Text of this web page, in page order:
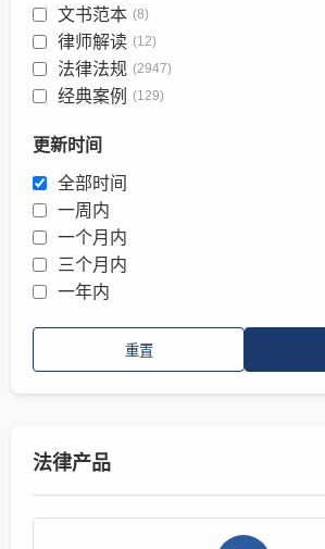
文书范本 (8)
律师解读 (12)
法律法规 (2947)
经典案例 (129)
更新时间
全部时间
一周内
一个月内
三个月内
一年内
重置
法律产品